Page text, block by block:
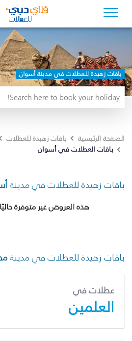
باقات زهيدة للعطلات في مدينة أسوان
الصفحة الرئيسية باقات زهيدة للعطلات
باقات العطلات في أسوان
باقات زهيدة للعطلات في مدينة
هذه العروض غير متوفرة
باقات زهيدة للعطلات في مدينة
عطلات في
العلمين